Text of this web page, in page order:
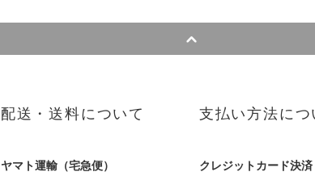
配送・送料について
ヤマト運輸（宅急便）
支払い方法につ
クレジットカード決済